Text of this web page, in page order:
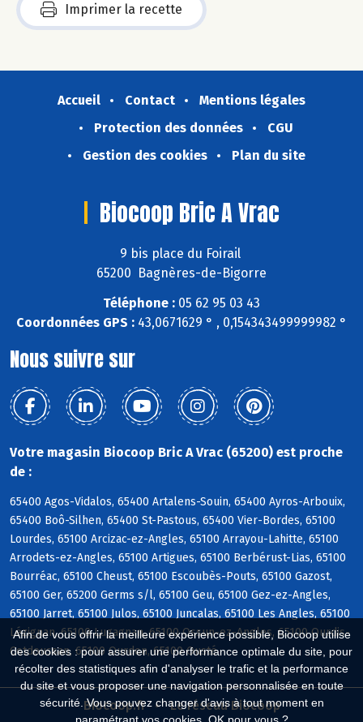
Afin de vous offrir la meilleure expérience possible, Biocoop utilise
des cookies : pour assurer une performance optimale du site, pour
récolter des statistiques afin d'analyser le trafic et la performance
du site et vous proposer une navigation personnalisée en toute
sécurité. Vous pouvez changer d'avis à tout moment en
Imprimer la recette
Accueil Contact
Mentions légales
Protection des données
CGU
Gestion des cookies
Plan du site
Biocoop Bric A Vrac
9 bis place du Foirail
65200 Bagnères-de-Bigorre
Téléphone : 05 62 95 03 43
Coordonnées GPS : 43,0671629 ° , 0,154343499999982 °
Nous suivre sur
Votre magasin Biocoop Bric A Vrac (65200) est proche
de :
65400 Agos-Vidalos, 65400 Artalens-Souin, 65400 Ayros-Arbouix,
65400 Boô-Silhen, 65400 St-Pastous, 65400 Vier-Bordes, 65100
Lourdes, 65100 Arcizac-ez-Angles, 65100 Arrayou-Lahitte, 65100
Arrodets-ez-Angles, 65100 Artigues, 65100 Berbérust-Lias, 65100
Bourréac, 65100 Cheust, 65100 Escoubès-Pouts, 65100 Gazost,
65100 Ger, 65200 Germs s/l, 65100 Geu, 65100 Gez-ez-Angles,
65100 Jarret, 65100 Julos, 65100 Juncalas, 65100 Les Angles, 65100
Lézignan, 65100 Lugagnan, 65100 Ossun-ez-Angles, 65100 Ourdis-
Cotdoussan, 65100 Ourdon, 65100 Ousté
Biocoop.fr
Le réseau Biocoop